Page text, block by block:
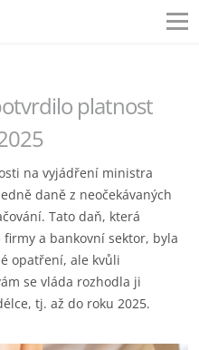
platnost
na vyjádření ministra
daně z neočekávaných
Tato daň, která
a bankovní sektor, byla
opatření, ale kvůli
se vláda rozhodla ji
tj. až do roku 2025.